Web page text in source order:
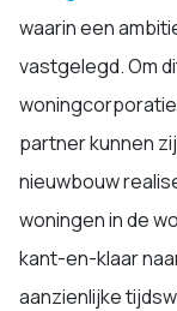
waarin een
vastgelegd. Om
partner kunnen
nieuwbouw
woningen in de
kant-en-klaar
aanzienlijke